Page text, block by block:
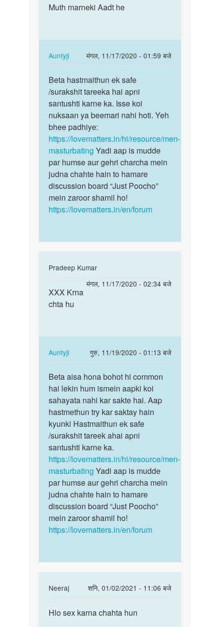
to
karnaka
by
munase
Muth
he
Muth marneki Aadt he
Auntyji
मंगल, 11/17/2020 - 01:59 बजे
In
reply
to
Muth
marneki
Aadt
he
by
Kaif
Beta
hastmaithun
ek
safe
…
Beta hastmaithun ek safe
/surakshit tareeka hai apni
santushti karne ka. Isse koi
nuksaan ya beemari nahi hoti. Yeh
bhee padhiye:
https://lovematters.in/hi/resource/men-
masturbating Yadi aap is mudde
par humse aur gehri charcha mein
judna chahte hain to hamare
discussion board “Just Poocho”
mein zaroor shamil ho!
https://lovematters.in/en/forum
Pradeep Kumar
मंगल, 11/17/2020 - 02:34 बजे
In
to
by
munase
XXX
Krna
XXX Krna
chta hu
Auntyji
गुरु, 11/19/2020 - 01:13 बजे
In
reply
to
XXX
Krna
chta
hu
by
Pradeep
Kumar
Beta
aisa
hona
bohot
hi…
Beta aisa hona bohot hi common
hai lekin hum ismein aapki koi
sahayata nahi kar sakte hai. Aap
hastmethun try kar saktay hain
kyunki Hastmaithun ek safe
/surakshit tareek ahai apni
santushti karne ka.
https://lovematters.in/hi/resource/men-
masturbating Yadi aap is mudde
par humse aur gehri charcha mein
judna chahte hain to hamare
discussion board “Just Poocho”
mein zaroor shamil ho!
https://lovematters.in/en/forum
Neeraj
शनि, 01/02/2021 - 11:06 बजे
In
to
Hlo
Hlo sex karna chahta hun